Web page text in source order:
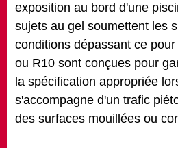
exposition au bord d'une
sujets au gel soumettent les
conditions dépassant ce
ou R10 sont conçues pour
la spécification appropriée
s'accompagne d'un trafic
des surfaces mouillées ou